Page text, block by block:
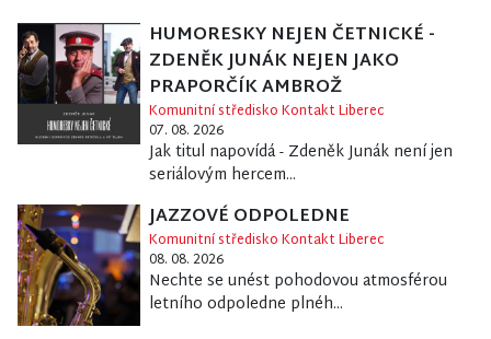
HUMORESKY NEJEN ČETNICKÉ -
ZDENĚK JUNÁK NEJEN JAKO
PRAPORČÍK AMBROŽ
Komunitní středisko Kontakt Liberec
07. 08. 2026
Jak titul napovídá - Zdeněk Junák není jen
seriálovým hercem...
JAZZOVÉ ODPOLEDNE
Komunitní středisko Kontakt Liberec
08. 08. 2026
Nechte se unést pohodovou atmosférou
letního odpoledne plnéh...